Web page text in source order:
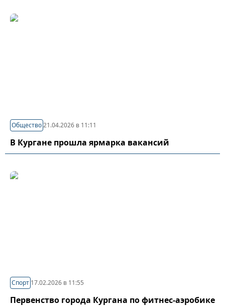
Общество21.04.2026 в 11:11
В Кургане прошла ярмарка вакансий
Спорт 17.02.2026 в 11:55
Первенство города Кургана по фитнес-аэробике